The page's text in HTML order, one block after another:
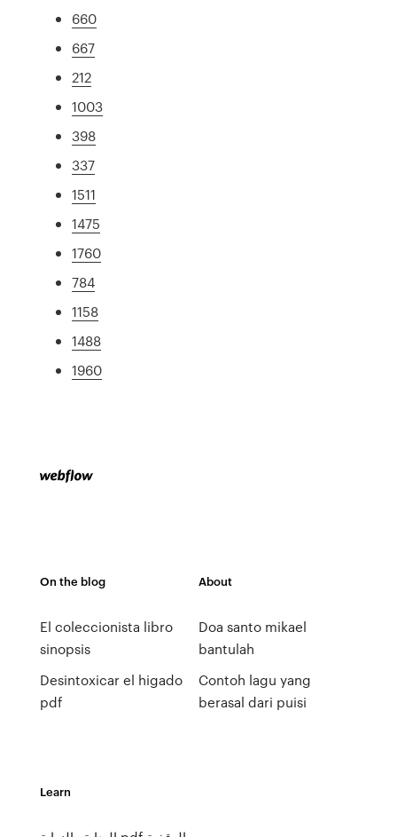
660
667
212
1003
398
337
1511
1475
1760
784
1158
1488
1960
On the blog
El coleccionista libro
sinopsis
Desintoxicar el higado
pdf
About
Doa santo mikael
bantulah
Contoh lagu yang
berasal dari puisi
Learn